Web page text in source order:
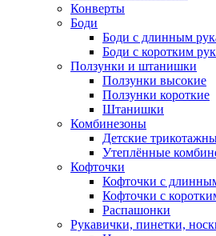
Конверты
Боди
Боди с длинным
Боди с коротким
Ползунки и штанишки
Ползунки высокие
Ползунки короткие
Штанишки
Комбинезоны
Детские
Утеплённые
Кофточки
Кофточки с
Кофточки с
Распашонки
Рукавички, пинетки,